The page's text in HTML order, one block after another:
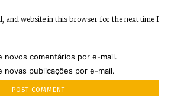
and website in this browser for the next time I
novos comentários por e-mail.
novas publicações por e-mail.